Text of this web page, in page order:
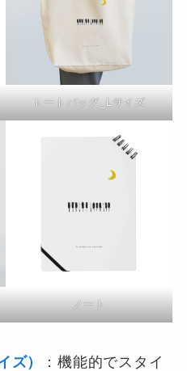
トートバッグ_Lサイズ
ノート
ズ）
：機能的でスタイ